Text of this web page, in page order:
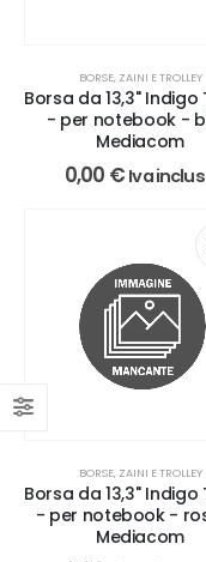
BORSE, ZAINI E TROLLEY
Borsa da 13,3'' Indigo
- per notebook -
Mediacom
0,00 € Iva
BORSE, ZAINI E TROLLEY
Borsa da 13,3'' Indigo
- per notebook -
Mediacom